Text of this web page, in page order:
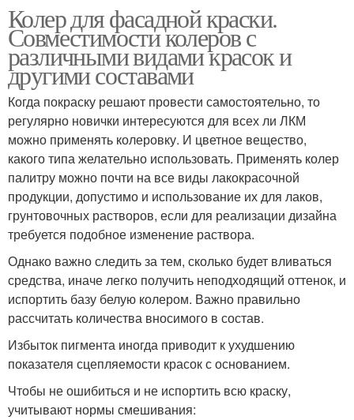
Колер для фасадной краски.
Совместимости колеров с
различными видами красок и
другими составами
Когда покраску решают провести самостоятельно, то
регулярно новички интересуются для всех ли ЛКМ
можно применять колеровку. И цветное вещество,
какого типа желательно использовать. Применять колер
палитру можно почти на все виды лакокрасочной
продукции, допустимо и использование их для лаков,
грунтовочных растворов, если для реализации дизайна
требуется подобное изменение раствора.
Однако важно следить за тем, сколько будет вливаться
средства, иначе легко получить неподходящий оттенок, и
испортить базу белую колером. Важно правильно
рассчитать количества вносимого в состав.
Избыток пигмента иногда приводит к ухудшению
показателя сцепляемости красок с основанием.
Чтобы не ошибиться и не испортить всю краску,
учитывают нормы смешивания: